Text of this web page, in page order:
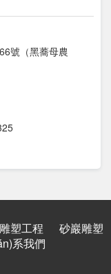
號（黑蕎母農
雕塑工程
砂巖雕塑
系我們